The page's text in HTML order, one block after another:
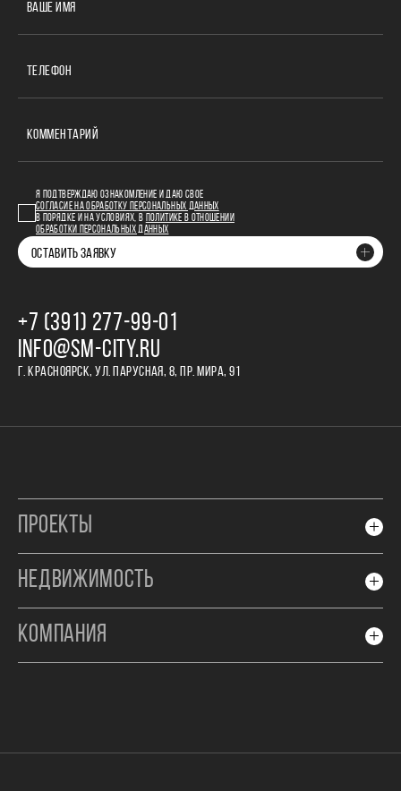
ВАШЕ ИМЯ
ТЕЛЕФОН
КОММЕНТАРИЙ
Я ПОДТВЕРЖДАЮ ОЗНАКОМЛЕНИЕ И ДАЮ СВОЕ
СОГЛАСИЕ НА ОБРАБОТКУ ПЕРСОНАЛЬНЫХ ДАННЫХ
В ПОРЯДКЕ И НА УСЛОВИЯХ, В
ПОЛИТИКЕ В ОТНОШЕНИИ
ОБРАБОТКИ ПЕРСОНАЛЬНЫХ ДАННЫХ
ОСТАВИТЬ ЗАЯВКУ
+7 (391) 277‒99‒01
INFO@SM-CITY.RU
Г. КРАСНОЯРСК, УЛ. ПАРУСНАЯ, 8, ПР. МИРА, 91
ПРОЕКТЫ
НЕДВИЖИМОСТЬ
КОМПАНИЯ